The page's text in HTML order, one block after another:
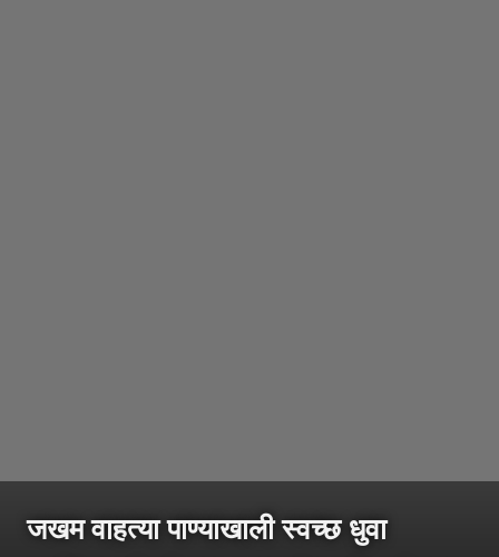
जखम वाहत्या पाण्याखाली स्वच्छ धुवा